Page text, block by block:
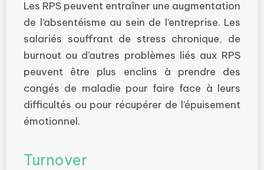
Les RPS peuvent entraîner une augmentation
de l’absentéisme au sein de l’entreprise. Les
salariés souffrant de stress chronique, de
burnout ou d’autres problèmes liés aux RPS
peuvent être plus enclins à prendre des
congés de maladie pour faire face à leurs
difficultés ou pour récupérer de l’épuisement
émotionnel.
Turnover